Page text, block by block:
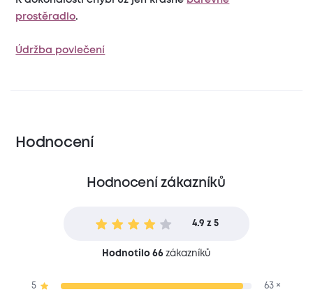
prostěradlo.
Údržba povlečení
Hodnocení
Hodnocení zákazníků
4.9 z 5
Hodnotilo 66 zákazníků
5 63 ×